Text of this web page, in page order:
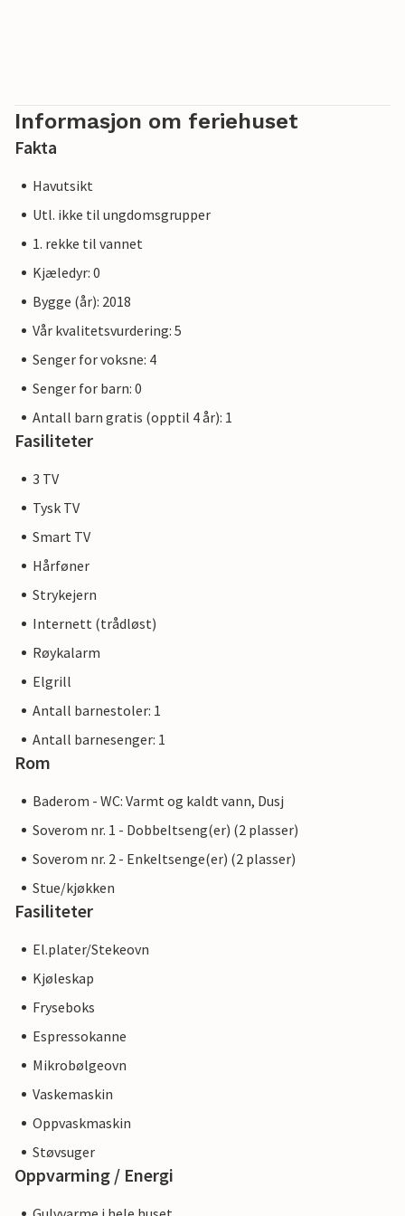
Vær oppmerksom på at OstseeResort Olpenitz fortsatt er
under oppføring på grunn av stor etterspørsel. Likevel
holder hotellet allerede 5-stjerners standard og tilbyr deg
et førsteklasses opphold. Eventuelle byggearbeider på
derfor ikke mulig å få ekstra rabatter.
Informasjon om feriehuset
Fakta
Havutsikt
Utl. ikke til ungdomsgrupper
1. rekke til vannet
Kjæledyr: 0
Bygge (år): 2018
Vår kvalitetsvurdering: 5
Senger for voksne: 4
Senger for barn: 0
Antall barn gratis (opptil 4 år): 1
Fasiliteter
3 TV
Tysk TV
Smart TV
Hårføner
Strykejern
Internett (trådløst)
Røykalarm
Elgrill
Antall barnestoler: 1
Antall barnesenger: 1
Rom
Baderom - WC: Varmt og kaldt vann, Dusj
Soverom nr. 1 - Dobbeltseng(er) (2 plasser)
Soverom nr. 2 - Enkeltsenge(er) (2 plasser)
Stue/kjøkken
Fasiliteter
El.plater/Stekeovn
Kjøleskap
Fryseboks
Espressokanne
Mikrobølgeovn
Vaskemaskin
Oppvaskmaskin
Støvsuger
Oppvarming / Energi